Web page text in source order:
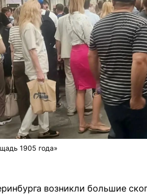
1905 года»
возникли большие